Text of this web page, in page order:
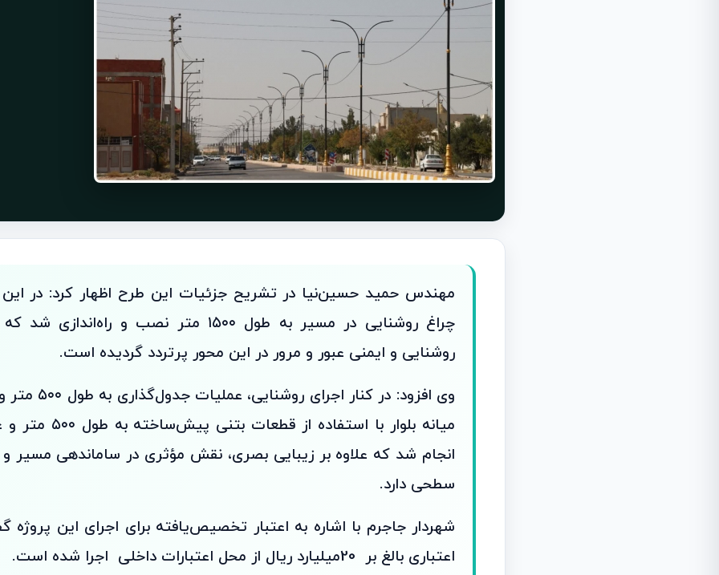
چراغ روشنایی در مسیر به طول ۱۵۰۰ متر نصب و
روشنایی و ایمنی عبور و مرور در این محور پرتردد گردیده است.
وی افزود: در کنار
انجام شد که علاوه بر زیبایی بصری، نقش مؤثری در ساماندهی
سطحی دارد.
شهردار جاجرم با اشاره به اعتبار تخصیص‌یافته برای اجرای این پروژه
اعتباری بالغ بر 20میلیارد ریال از محل اعتبارات داخلی اجرا شده است.